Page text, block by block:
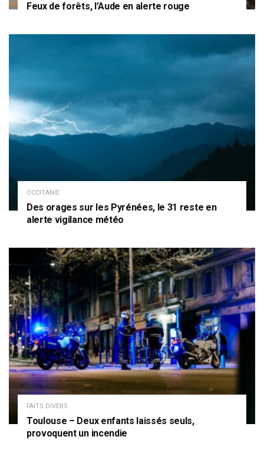
Feux de forêts, l’Aude en alerte rouge
OCCITANIE
Des orages sur les Pyrénées, le 31 reste en
alerte vigilance météo
FAITS DIVERS
Toulouse – Deux enfants laissés seuls,
provoquent un incendie